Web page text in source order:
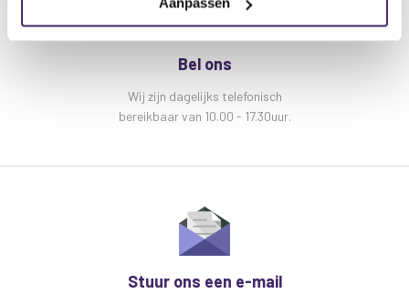
Bel ons
Wij zijn dagelijks telefonisch
bereikbaar van 10.00 - 17.30uur.
Stuur ons een e-mail